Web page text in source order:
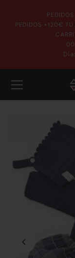
PEDIDOS +120€ TU
00